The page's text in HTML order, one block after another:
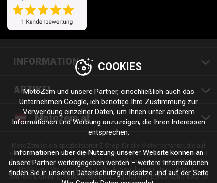
INFORMATION
ARTIKEL
Motozem.at
der Suche nach hochwertiger Motorradbekleidung, Zubehör, Teilen und
Accessoires von bewährten Marken wie Alpinestars, Revit, SHIMA oder
NEXX sind. Wir bieten eine große Auswahl an vorrätigen Artikeln,
schnelle Lieferung, kompetente Beratung und eine persönliche Note für
COOKIES
MotoZem und unsere Partner, einschließlich auch das
Unternehmen Google, ich benötige Ihre Zustimmung zur
Verwendung einzelner Daten, um Ihnen unter anderem
Informationen und Werbung anzuzeigen, die Ihren Interessen
entsprechen.
Informationen über die Nutzung unserer Website können an
unsere Partner weitergegeben werden – weitere Informationen
finden Sie in unseren Datenschutzgrundsätze und auf der Seite